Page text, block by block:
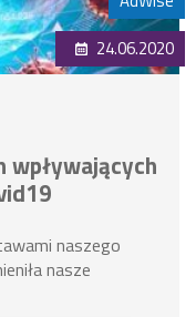
24.06.2020
naszego
nasze